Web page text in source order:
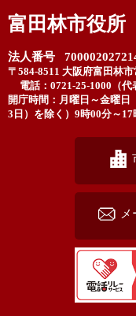
富田林市役所
法人番号
〒584-8511 大阪府富田林市
電話：0721-25-1000（代
開庁時間：月曜日～金曜日
3日）を除く）9時00分～17